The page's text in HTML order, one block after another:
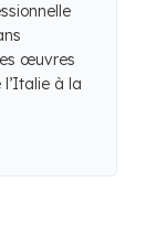
œuvres
à la